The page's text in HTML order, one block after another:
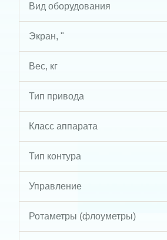
Вид оборудования
Экран, "
Вес, кг
Тип привода
Класс аппарата
Тип контура
Управление
Ротаметры (флоуметры)